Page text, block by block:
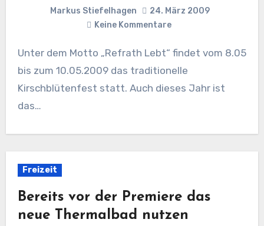
Markus Stiefelhagen
24. März 2009
Keine Kommentare
Unter dem Motto „Refrath Lebt“ findet vom 8.05
bis zum 10.05.2009 das traditionelle
Kirschblütenfest statt. Auch dieses Jahr ist
das…
Freizeit
Bereits vor der Premiere das
neue Thermalbad nutzen